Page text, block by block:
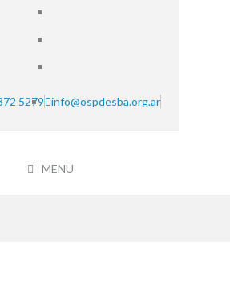
5279 info@ospdesba.org.ar
MENU